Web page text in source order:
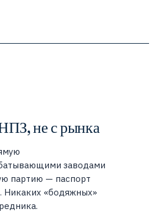
не с рынка
заводами
партию — паспорт
Никаких «бодяжных»